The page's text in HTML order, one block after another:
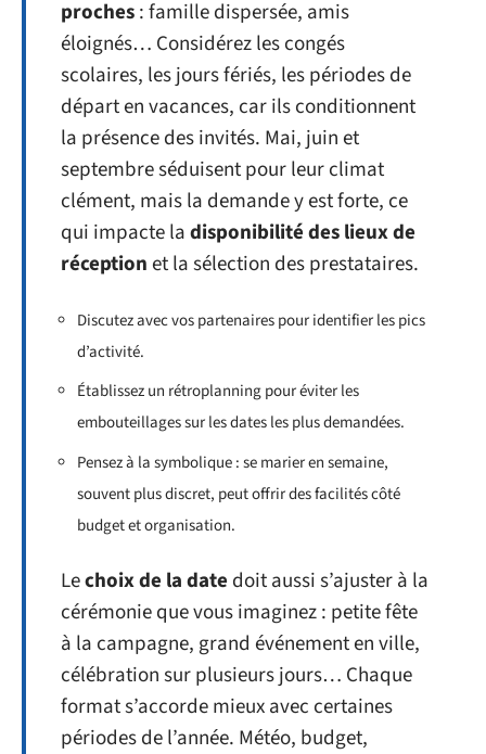
proches: famille dispersée, amis
éloignés… Considérez les congés
scolaires, les jours fériés, les périodes de
départ en vacances, car ils conditionnent
la présence des invités. Mai, juin et
septembre séduisent pour leur climat
clément, mais la demande y est forte, ce
qui impacte ladisponibilité des lieux de
réceptionet la sélection des prestataires.
Discutez avec vos partenaires pour identifier les pics
d’activité.
Établissez un rétroplanning pour éviter les
embouteillages sur les dates les plus demandées.
Pensez à la symbolique : se marier en semaine,
souvent plus discret, peut offrir des facilités côté
budget et organisation.
Lechoix de la date doit aussi s’ajuster à la
cérémonie que vous imaginez : petite fête
à la campagne, grand événement en ville,
célébration sur plusieurs jours… Chaque
format s’accorde mieux avec certaines
périodes de l’année. Météo, budget,